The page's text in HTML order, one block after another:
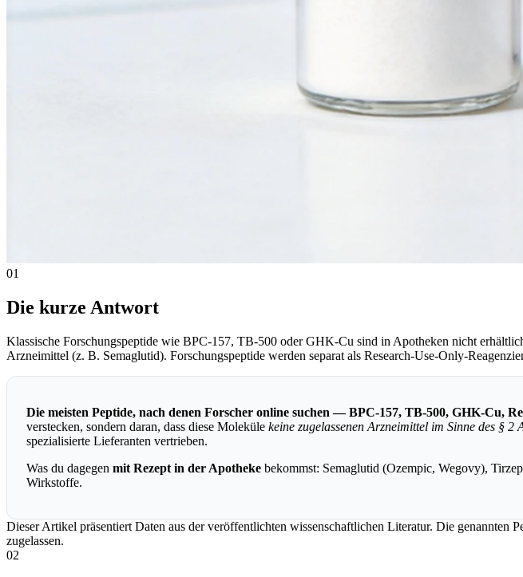
01
Die kurze Antwort
Klassische Forschungspeptide wie BPC-157, TB-500 oder GHK-Cu sind in Apotheken nicht
Arzneimittel (z. B. Semaglutid). Forschungspeptide werden separat als Research-Use-Only-
Die meisten Peptide, nach denen Forscher online suchen — BPC-157, TB-500, GHK-Cu,
verstecken, sondern daran, dass diese Moleküle keine zugelassenen Arzneimittel im Sinne des § 2
spezialisierte Lieferanten vertrieben.
Was du dagegen mit Rezept in der Apotheke bekommst: Semaglutid (Ozempic, Wegovy),
Wirkstoffe.
Dieser Artikel präsentiert Daten aus der veröffentlichten wissenschaftlichen Literatur. Die
zugelassen.
02